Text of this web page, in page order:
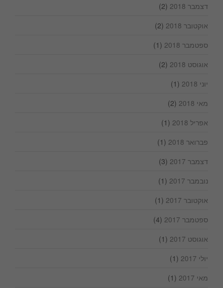
דצמבר 2018
(2)
אוקטובר 2018
(2)
ספטמבר 2018
(1)
אוגוסט 2018
(2)
יוני 2018
(1)
מאי 2018
(2)
אפריל 2018
(1)
פברואר 2018
(1)
דצמבר 2017
(3)
נובמבר 2017
(1)
אוקטובר 2017
(1)
ספטמבר 2017
(4)
אוגוסט 2017
(1)
יולי 2017
(1)
מאי 2017
(1)